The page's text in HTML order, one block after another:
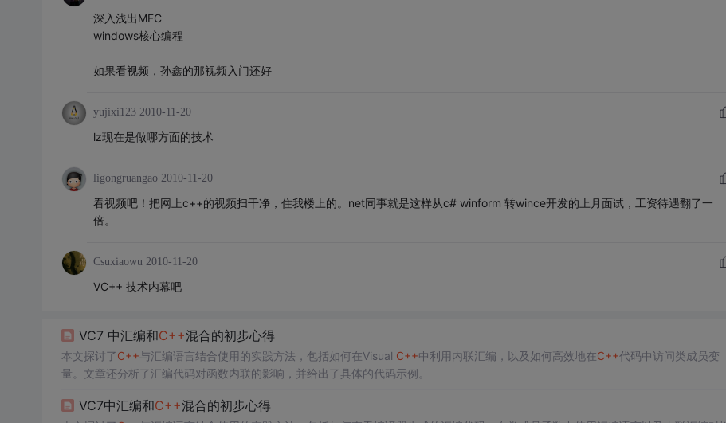
深入浅出MFC
windows核心编程
如果看视频，孙鑫的那视频入门还好
yujixi123 2010-11-20
lz现在是做哪方面的技术
ligongruangao 2010-11-20
看视频吧！把网上c++的视频扫干净，住我楼上的。net同事就是这样从c# winform 转wince开发的上月面试，工资待遇翻了一
倍。
Csuxiaowu 2010-11-20
VC++ 技术内幕吧
VC7 中汇编和C++混合的初步心得
本文探讨了C++与汇编语言结合使用的实践方法，包括如何在Visual C++中利用内联汇编，以及如何高效地在C++代码中访问类成员变
量。文章还分析了汇编代码对函数内联的影响，并给出了具体的代码示例。
VC7中汇编和C++混合的初步心得